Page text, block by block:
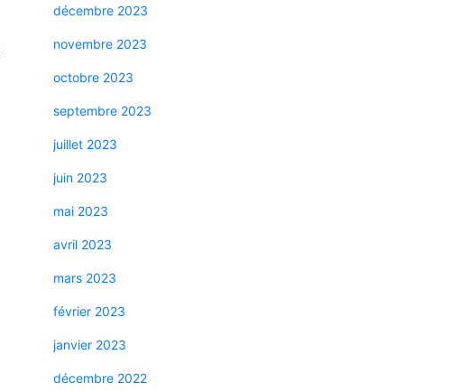
décembre 2023
novembre 2023
octobre 2023
septembre 2023
juillet 2023
juin 2023
mai 2023
avril 2023
mars 2023
février 2023
janvier 2023
décembre 2022